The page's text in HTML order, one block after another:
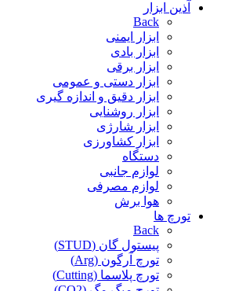
آذین ابزار
Back
ابزار ایمنی
ابزار بادی
ابزار برقی
ابزار دستی و عمومی
ابزار دقیق و اندازه گیری
ابزار روشنایی
ابزار شارژی
ابزار کشاورزی
دستگاه
لوازم جانبی
لوازم مصرفی
هوا برش
تورچ ها
Back
پیستول گان (STUD)
تورچ آرگون (Arg)
تورچ پلاسما (Cutting)